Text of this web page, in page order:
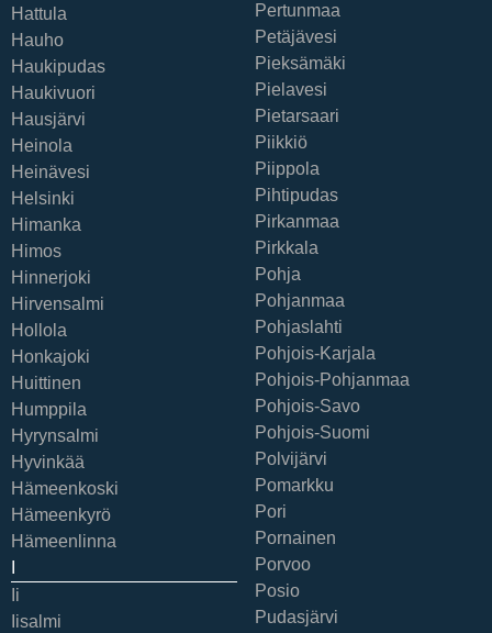
Hattula
Hauho
Haukipudas
Haukivuori
Hausjärvi
Heinola
Heinävesi
Helsinki
Himanka
Himos
Hinnerjoki
Hirvensalmi
Hollola
Honkajoki
Huittinen
Humppila
Hyrynsalmi
Hyvinkää
Hämeenkoski
Hämeenkyrö
Hämeenlinna
Ii
Iisalmi
Pertunmaa
Petäjävesi
Pieksämäki
Pielavesi
Pietarsaari
Piikkiö
Piippola
Pihtipudas
Pirkanmaa
Pirkkala
Pohja
Pohjanmaa
Pohjaslahti
Pohjois-Karjala
Pohjois-Pohjanmaa
Pohjois-Savo
Pohjois-Suomi
Polvijärvi
Pomarkku
Pori
Pornainen
Porvoo
Posio
Pudasjärvi